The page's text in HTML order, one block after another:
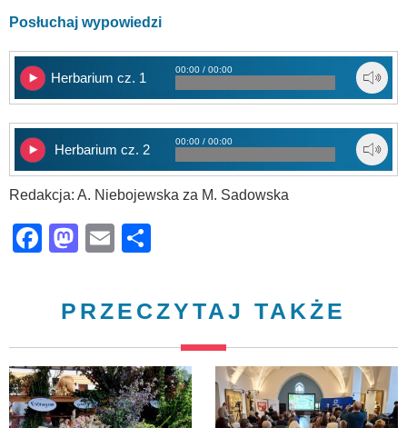
Posłuchaj wypowiedzi
Herbarium cz. 1
00:00 / 00:00
Herbarium cz. 2
00:00 / 00:00
Redakcja: A. Niebojewska za M. Sadowska
Facebook
Mastodon
Email
PRZECZYTAJ TAKŻE